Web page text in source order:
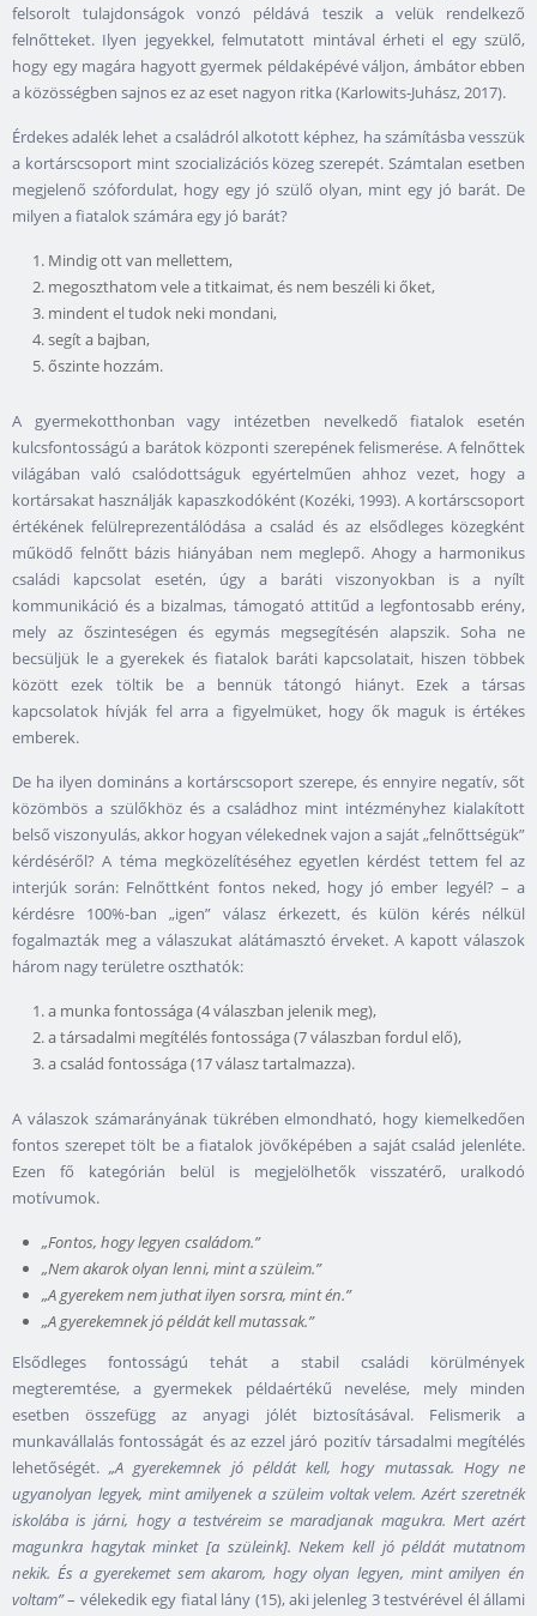
felsorolt tulajdonságok vonzó példává teszik a velük rendelkező
felnőtteket. Ilyen jegyekkel, felmutatott mintával érheti el egy szülő,
hogy egy magára hagyott gyermek példaképévé váljon, ámbátor ebben
a közösségben sajnos ez az eset nagyon ritka (Karlowits-Juhász, 2017).
Érdekes adalék lehet a családról alkotott képhez, ha számításba vesszük
a kortárscsoport mint szocializációs közeg szerepét. Számtalan esetben
megjelenő szófordulat, hogy egy jó szülő olyan, mint egy jó barát. De
milyen a fiatalok számára egy jó barát?
Mindig ott van mellettem,
megoszthatom vele a titkaimat, és nem beszéli ki őket,
mindent el tudok neki mondani,
segít a bajban,
őszinte hozzám.
A gyermekotthonban vagy intézetben nevelkedő fiatalok esetén
kulcsfontosságú a barátok központi szerepének felismerése. A felnőttek
világában való csalódottságuk egyértelműen ahhoz vezet, hogy a
kortársakat használják kapaszkodóként (Kozéki, 1993). A kortárscsoport
értékének felülreprezentálódása a család és az elsődleges közegként
működő felnőtt bázis hiányában nem meglepő. Ahogy a harmonikus
családi kapcsolat esetén, úgy a baráti viszonyokban is a nyílt
kommunikáció és a bizalmas, támogató attitűd a legfontosabb erény,
mely az őszinteségen és egymás megsegítésén alapszik. Soha ne
becsüljük le a gyerekek és fiatalok baráti kapcsolatait, hiszen többek
között ezek töltik be a bennük tátongó hiányt. Ezek a társas
kapcsolatok hívják fel arra a figyelmüket, hogy ők maguk is értékes
emberek.
De ha ilyen domináns a kortárscsoport szerepe, és ennyire negatív, sőt
közömbös a szülőkhöz és a családhoz mint intézményhez kialakított
belső viszonyulás, akkor hogyan vélekednek vajon a saját „felnőttségük”
kérdéséről? A téma megközelítéséhez egyetlen kérdést tettem fel az
interjúk során: Felnőttként fontos neked, hogy jó ember legyél? – a
kérdésre 100%-ban „igen” válasz érkezett, és külön kérés nélkül
fogalmazták meg a válaszukat alátámasztó érveket. A kapott válaszok
három nagy területre oszthatók:
a munka fontossága (4 válaszban jelenik meg),
a társadalmi megítélés fontossága (7 válaszban fordul elő),
a család fontossága (17 válasz tartalmazza).
A válaszok számarányának tükrében elmondható, hogy kiemelkedően
fontos szerepet tölt be a fiatalok jövőképében a saját család jelenléte.
Ezen fő kategórián belül is megjelölhetők visszatérő, uralkodó
motívumok.
„Fontos, hogy legyen családom.”
„Nem akarok olyan lenni, mint a szüleim.”
„A gyerekem nem juthat ilyen sorsra, mint én.”
„A gyerekemnek jó példát kell mutassak.”
Elsődleges fontosságú tehát a stabil családi körülmények
megteremtése, a gyermekek példaértékű nevelése, mely minden
esetben összefügg az anyagi jólét biztosításával. Felismerik a
munkavállalás fontosságát és az ezzel járó pozitív társadalmi megítélés
lehetőségét. „A gyerekemnek jó példát kell, hogy mutassak. Hogy ne
ugyanolyan legyek, mint amilyenek a szüleim voltak velem. Azért szeretnék
iskolába is járni, hogy a testvéreim se maradjanak magukra. Mert azért
magunkra hagytak minket [a szüleink]. Nekem kell jó példát mutatnom
nekik. És a gyerekemet sem akarom, hogy olyan legyen, mint amilyen én
voltam”– vélekedik egy fiatal lány (15), aki jelenleg 3 testvérével él állami